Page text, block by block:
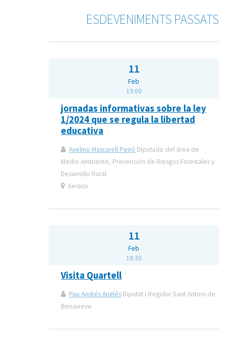
ESDEVENIMENTS PASSATS
11
Feb
19:00
jornadas informativas sobre la ley
1/2024 que se regula la libertad
educativa
Avelino Mascarell Peiró Diputado del área de
Medio Ambiente, Prevención de Riesgos Forestales y
Desarrollo Rural
Xeraco
11
Feb
18:30
Visita Quartell
Pau Andrés Anglés Diputat i Regidor Sant Antoni de
Benaixeve